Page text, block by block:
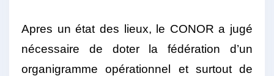
Apres un état des lieux, le CONOR a jugé
nécessaire de doter la fédération d’un
organigramme opérationnel et surtout de